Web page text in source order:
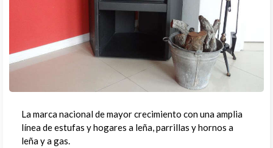
La marca nacional de mayor crecimiento con una amplia
línea de estufas y hogares a leña, parrillas y hornos a
leña y a gas.